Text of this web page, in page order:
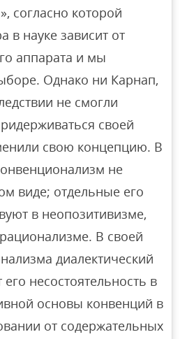
согласно которой
в науке зависит от
аппарата и мы
Однако ни Карнап,
не смогли
своей
свою концепцию. В
не
виде; отдельные его
в неопозитивизме,
В своей
диалектический
несостоятельность в
основы конвенций в
от содержательных